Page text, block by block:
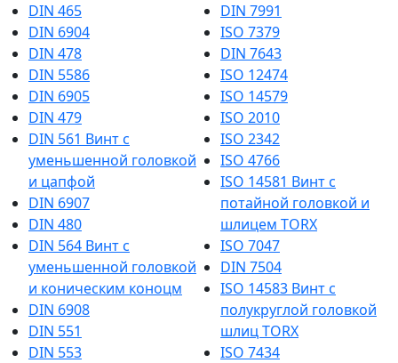
DIN 465
DIN 6904
DIN 478
DIN 5586
DIN 6905
DIN 479
DIN 561 Винт с
уменьшенной головкой
и цапфой
DIN 6907
DIN 480
DIN 564 Винт с
уменьшенной головкой
и коническим коноцм
DIN 6908
DIN 551
DIN 553
DIN 7991
ISO 7379
DIN 7643
ISO 12474
ISO 14579
ISO 2010
ISO 2342
ISO 4766
ISO 14581 Винт с
потайной головкой и
шлицем TORX
ISO 7047
DIN 7504
ISO 14583 Винт с
полукруглой головкой
шлиц TORX
ISO 7434